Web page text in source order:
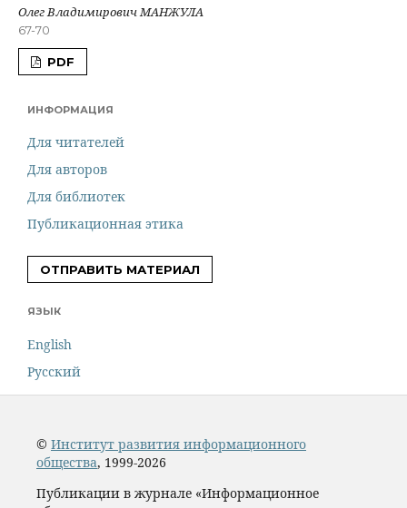
Олег Владимирович МАНЖУЛА
67-70
PDF
ИНФОРМАЦИЯ
Для читателей
Для авторов
Для библиотек
Публикационная этика
ОТПРАВИТЬ МАТЕРИАЛ
ЯЗЫК
English
Русский
© Институт развития информационного
общества, 1999-2026
Публикации в журнале «Информационное